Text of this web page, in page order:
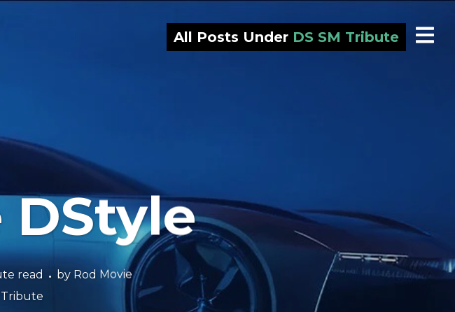
All Posts Under DS SM Tribute
DStyle
read by Rod Movie
Tribute